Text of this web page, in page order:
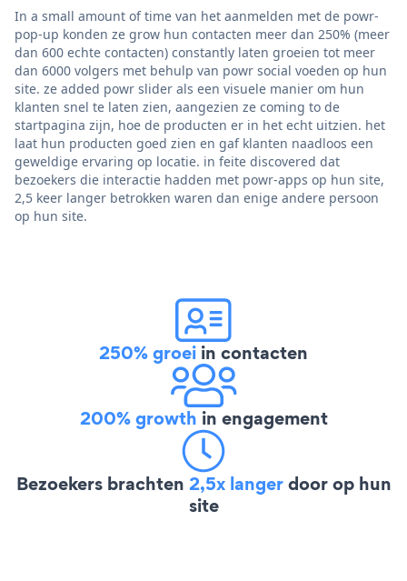
In a small amount of time van het aanmelden met de powr-
pop-up konden ze grow hun contacten meer dan 250% (meer
dan 600 echte contacten) constantly laten groeien tot meer
dan 6000 volgers met behulp van powr social voeden op hun
site. ze added powr slider als een visuele manier om hun
klanten snel te laten zien, aangezien ze coming to de
startpagina zijn, hoe de producten er in het echt uitzien. het
laat hun producten goed zien en gaf klanten naadloos een
geweldige ervaring op locatie. in feite discovered dat
bezoekers die interactie hadden met powr-apps op hun site,
2,5 keer langer betrokken waren dan enige andere persoon
op hun site.
250% groei in contacten
200% growth in engagement
Bezoekers brachten 2,5x langerdoor op hun
site